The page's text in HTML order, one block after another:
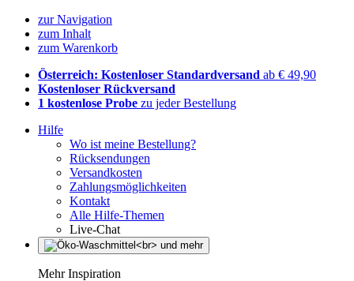
zur Navigation
zum Inhalt
zum Warenkorb
Österreich: Kostenloser Standardversand ab € 49,90
Kostenloser Rückversand
1 kostenlose Probe zu jeder Bestellung
Hilfe
Wo ist meine Bestellung?
Rücksendungen
Versandkosten
Zahlungsmöglichkeiten
Kontakt
Alle Hilfe-Themen
Live-Chat
Mehr Inspiration